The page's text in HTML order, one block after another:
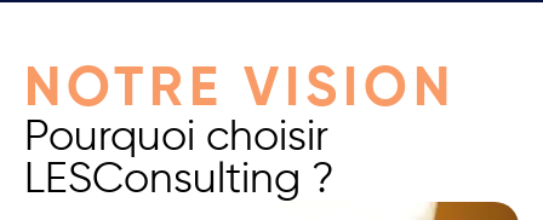
NOTRE VISION
Pourquoi choisir
LESConsulting ?